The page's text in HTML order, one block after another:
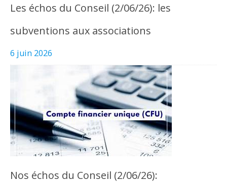
Les échos du Conseil (2/06/26): les
subventions aux associations
6 juin 2026
Nos échos du Conseil (2/06/26):